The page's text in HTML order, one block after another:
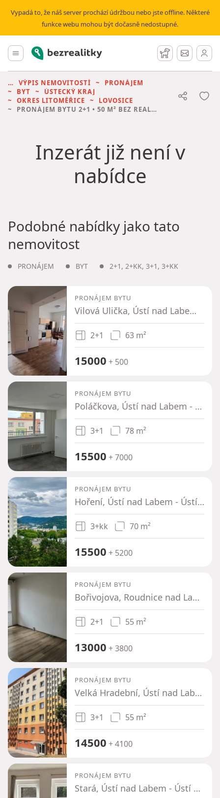
Vypadá to, že náš server prochází údržbou nebo jste offline. Některé
funkce webu mohou být dočasně nedostupné.
Hlavní menu
Bezrealitky Hlídací pes
Zprávy
VÝPIS NEMOVITOSTÍ
PRONÁJEM
BYT
ÚSTECKÝ KRAJ
OKRES LITOMĚŘICE
LOVOSICE
PRONÁJEM BYTU 2+1 • 50 M² BEZ REALITKY
Inzerát již není v
nabídce
Podobné nabídky jako tato
nemovitost
PRONÁJEM BYT 2+1 , 2+KK, 3+1 , 3+KK
PRONÁJEM BYTU
Vilová Ulička, Ústí nad Labem - Klíše, Ústecký kraj
2+1 63 m²
15000 + 500
PRONÁJEM BYTU
Poláčkova, Ústí nad Labem - Dobětice, Ústecký kraj
3+1 78 m²
15500 + 7000
PRONÁJEM BYTU
Hoření, Ústí nad Labem - Ústí nad Labem, Ústecký kraj
3+kk 70 m²
15500 + 5200
PRONÁJEM BYTU
Bořivojova, Roudnice nad Labem - Roudnice nad Labem, Ústecký kraj
2+1 55 m²
13000 + 3800
PRONÁJEM BYTU
Velká Hradební, Ústí nad Labem - Ústí nad Labem, Ústecký kraj
3+1 55 m²
14500 + 4100
PRONÁJEM BYTU
Stará, Ústí nad Labem - Ústí nad Labem, Ústecký kraj